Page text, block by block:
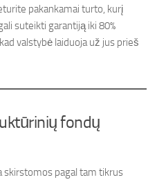
pakankamai turto, kurį
suteikti garantiją iki 80%
valstybė laiduoja už jus prieš
fondų
skirstomos pagal tam tikrus